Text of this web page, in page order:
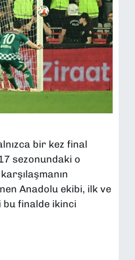
bir kez final
sezonundaki o
Anadolu ekibi, ilk ve
bu finalde ikinci